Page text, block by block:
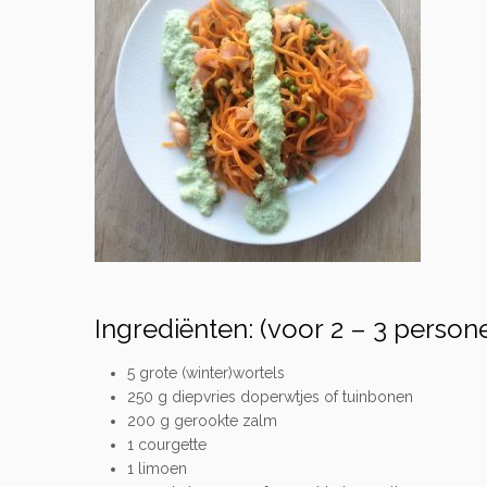
Ingrediënten: (voor 2 – 3
5 grote (winter)wortels
250 g diepvries doperwtjes of tuinbonen
200 g gerookte zalm
1 courgette
1 limoen